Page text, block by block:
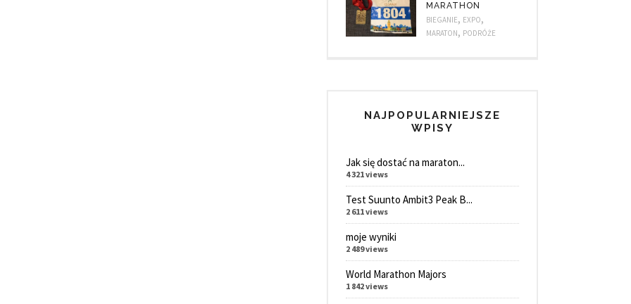
MARATHON
BIEGANIE, EXPO,
MARATON, PODRÓŻE
NAJPOPULARNIEJSZE
WPISY
Jak się dostać na maraton...
4 321 views
Test Suunto Ambit3 Peak B...
2 611 views
moje wyniki
2 489 views
World Marathon Majors
1 842 views